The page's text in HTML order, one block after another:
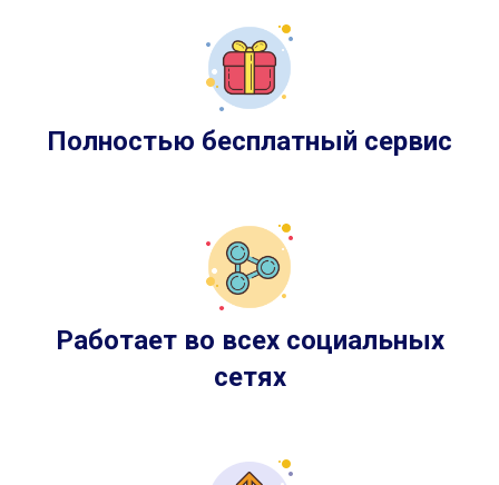
Полностью бесплатный сервис
Работает во всех социальных
сетях